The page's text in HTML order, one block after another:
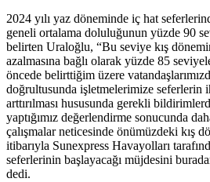
2024 yılı yaz döneminde iç hat
geneli ortalama doluluğunun yüzde 90
belirten Uraloğlu, “Bu seviye kış
azalmasına bağlı olarak yüzde 85
öncede belirttiğim üzere
doğrultusunda işletmelerimize seferlerin
arttırılması hususunda gerekli
yaptığımız değerlendirme sonucunda
çalışmalar neticesinde önümüzdeki kış
itibarıyla Sunexpress Havayolları
seferlerinin başlayacağı müjdesini
dedi.